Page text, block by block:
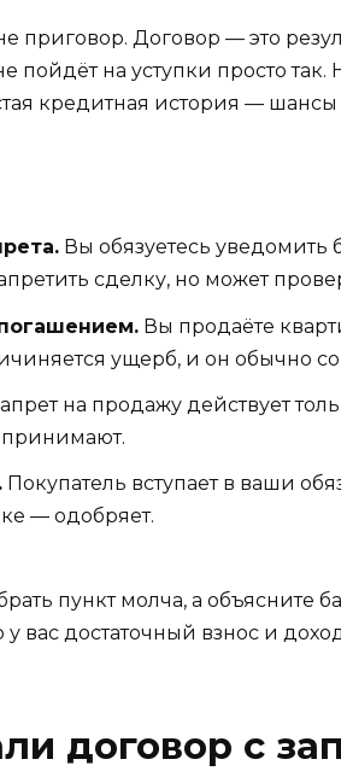
приговор. Договор — это
пойдёт на уступки просто
кредитная история —
Вы обязуетесь
сделку, но может
Вы продаёте
ущерб, и он обычно
на продажу действует
принимают.
Покупатель вступает в ваши
— одобряет.
пункт молча, а объясните
вас достаточный взнос и
договор с